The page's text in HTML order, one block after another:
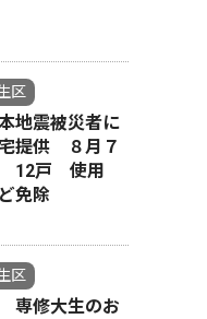
区
地震被災者に
提供 ８月７
12戸 使用
免除
区
専修大生のお